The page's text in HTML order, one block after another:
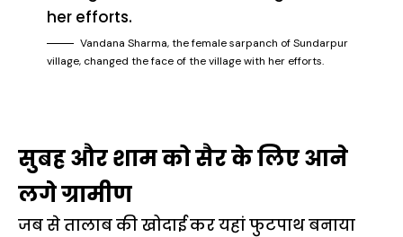
Vandana Sharma, the female sarpanch of Sundarpur
village, changed the face of the village with her efforts.
सुबह और शाम को सैर के लिए आने
लगे ग्रामीण
जब से तालाब की खोदाई कर यहां फुटपाथ बनाया